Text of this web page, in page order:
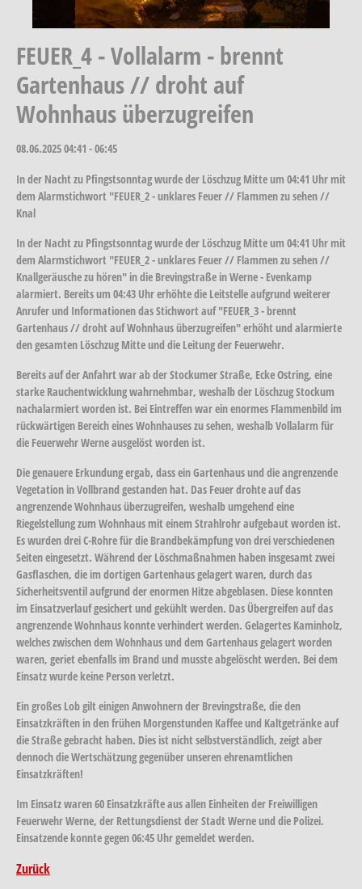
FEUER_4 - Vollalarm - brennt
Gartenhaus // droht auf
Wohnhaus überzugreifen
08.06.202504:41 - 06:45
In der Nacht zu Pfingstsonntag wurde der Löschzug Mitte um 04:41 Uhr mit
dem Alarmstichwort "FEUER_2 - unklares Feuer // Flammen zu sehen //
Knal
In der Nacht zu Pfingstsonntag wurde der Löschzug Mitte um 04:41 Uhr mit
dem Alarmstichwort "FEUER_2 - unklares Feuer // Flammen zu sehen //
Knallgeräusche zu hören" in die Brevingstraße in Werne - Evenkamp
alarmiert. Bereits um 04:43 Uhr erhöhte die Leitstelle aufgrund weiterer
Anrufer und Informationen das Stichwort auf "FEUER_3 - brennt
Gartenhaus // droht auf Wohnhaus überzugreifen" erhöht und alarmierte
den gesamten Löschzug Mitte und die Leitung der Feuerwehr.
Bereits auf der Anfahrt war ab der Stockumer Straße, Ecke Ostring, eine
starke Rauchentwicklung wahrnehmbar, weshalb der Löschzug Stockum
nachalarmiert worden ist. Bei Eintreffen war ein enormes Flammenbild im
rückwärtigen Bereich eines Wohnhauses zu sehen, weshalb Vollalarm für
die Feuerwehr Werne ausgelöst worden ist.
Die genauere Erkundung ergab, dass ein Gartenhaus und die angrenzende
Vegetation in Vollbrand gestanden hat. Das Feuer drohte auf das
angrenzende Wohnhaus überzugreifen, weshalb umgehend eine
Riegelstellung zum Wohnhaus mit einem Strahlrohr aufgebaut worden ist.
Es wurden drei C-Rohre für die Brandbekämpfung von drei verschiedenen
Seiten eingesetzt. Während der Löschmaßnahmen haben insgesamt zwei
Gasflaschen, die im dortigen Gartenhaus gelagert waren, durch das
Sicherheitsventil aufgrund der enormen Hitze abgeblasen. Diese konnten
im Einsatzverlauf gesichert und gekühlt werden. Das Übergreifen auf das
angrenzende Wohnhaus konnte verhindert werden. Gelagertes Kaminholz,
welches zwischen dem Wohnhaus und dem Gartenhaus gelagert worden
waren, geriet ebenfalls im Brand und musste abgelöscht werden. Bei dem
Einsatz wurde keine Person verletzt.
Ein großes Lob gilt einigen Anwohnern der Brevingstraße, die den
Einsatzkräften in den frühen Morgenstunden Kaffee und Kaltgetränke auf
die Straße gebracht haben. Dies ist nicht selbstverständlich, zeigt aber
dennoch die Wertschätzung gegenüber unseren ehrenamtlichen
Einsatzkräften!
Im Einsatz waren 60 Einsatzkräfte aus allen Einheiten der Freiwilligen
Feuerwehr Werne, der Rettungsdienst der Stadt Werne und die Polizei.
Einsatzende konnte gegen 06:45 Uhr gemeldet werden.
Zurück